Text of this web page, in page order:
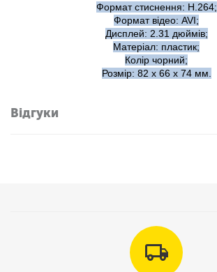
Формат стиснення: H.264;
Формат відео: AVI;
Дисплей: 2.31 дюймів;
Матеріал: пластик;
Колір чорний;
Розмір: 82 x 66 x 74 мм.
Відгуки